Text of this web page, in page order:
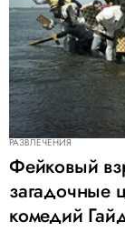
РАЗВЛЕЧЕНИЯ
Фейковый
загадочные
комедий